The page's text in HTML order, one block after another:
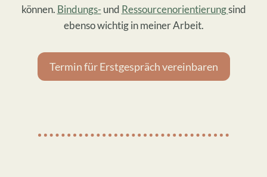
können. Bindungs- und Ressourcenorientierungsind
ebenso wichtig in meiner Arbeit.
Termin für Erstgespräch vereinbaren